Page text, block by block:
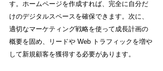
す。ホームページを作成すれば、完全に自分だ
けのデジタルスペースを確保できます。次に、
適切なマーケティング戦略を使って成長計画の
概要を固め、リードや Web トラフィックを増や
して新規顧客を獲得する必要があります。